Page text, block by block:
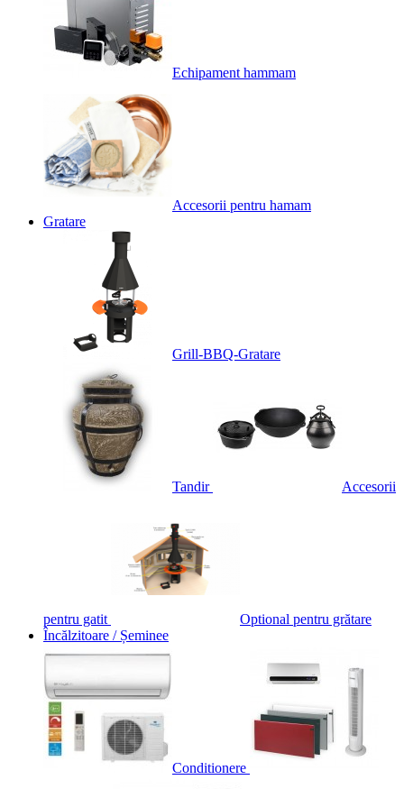
Echipament hammam
Accesorii pentru hamam
Gratare
Grill-BBQ-Gratare
Tandir Accesorii
pentru gatit
Optional pentru grătare
Încălzitoare / Șeminee
Conditionere